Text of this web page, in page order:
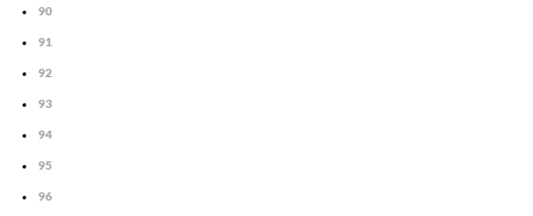
90
91
92
93
94
95
96